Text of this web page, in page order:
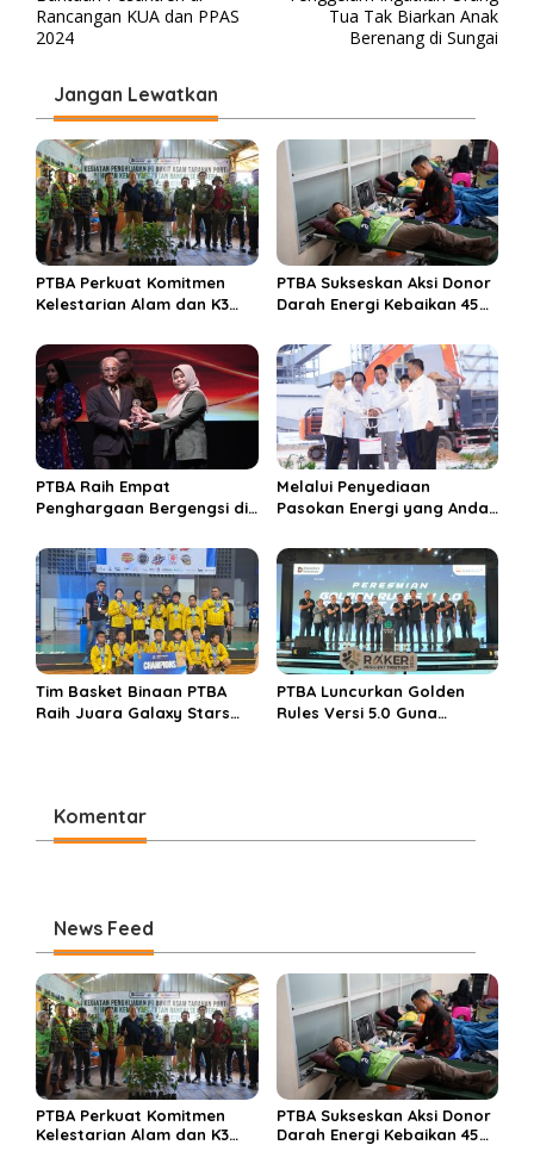
i
a
s
i
p
o
s
Rancangan KUA dan PPAS
2024
Tua Tak Biarkan Anak
Berenang di Sungai
Jangan Lewatkan
PTBA Perkuat Komitmen
Kelestarian Alam dan K3
PTBA Sukseskan Aksi Donor
Darah Energi Kebaikan 45
PTBA Raih Empat
Penghargaan Bergengsi di
Awards 2026 Berkat
Bangun Komunikasi
Kredibel dan Bernilai
Melalui Penyediaan
Pasokan Energi yang Andal
Perkuat Ekosistem Hilirisasi
Bauksit
Tim Basket Binaan PTBA
Raih Juara Galaxy Stars
PTBA Luncurkan Golden
Rules Versi 5.0 Guna
Komentar
News Feed
PTBA Perkuat Komitmen
Kelestarian Alam dan K3
PTBA Sukseskan Aksi Donor
Darah Energi Kebaikan 45